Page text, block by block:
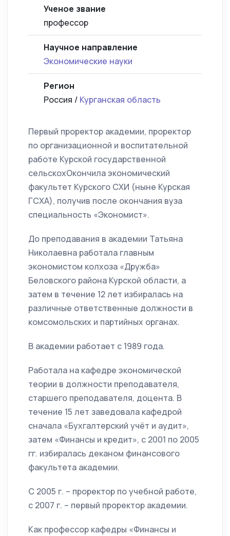
Ученое звание
профессор
Научное направление
Экономические науки
Регион
Россия / Курганская область
Первый проректор академии, проректор
по организационной и воспитательной
работе Курской государственной
сельскохОкончила экономический
факультет Курского СХИ (ныне Курская
ГСХА), получив после окончания вуза
специальность «Экономист».
До преподавания в академии Татьяна
Николаевна работала главным
экономистом колхоза «Дружба»
Беловского района Курской области, а
затем в течение 12 лет избиралась на
различные ответственные должности в
комсомольских и партийных органах.
В академии работает с 1989 года.
Работала на кафедре экономической
теории в должности преподавателя,
старшего преподавателя, доцента. В
течение 15 лет заведовала кафедрой
сначала «Бухгалтерский учёт и аудит»,
затем «Финансы и кредит», с 2001 по 2005
гг. избиралась деканом финансового
факультета академии.
С 2005 г. – проректор по учебной работе,
с 2007 г. – первый проректор академии.
Как профессор кафедры «Финансы и